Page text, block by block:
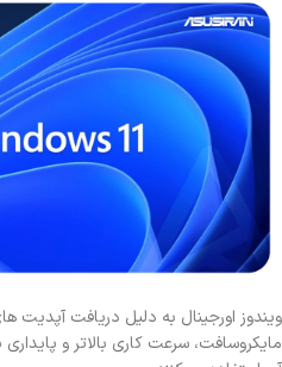
ویندوز اورجینال به دلیل دریافت آپدیت
مایکروسافت، سرعت کاری بالاتر و پایداری